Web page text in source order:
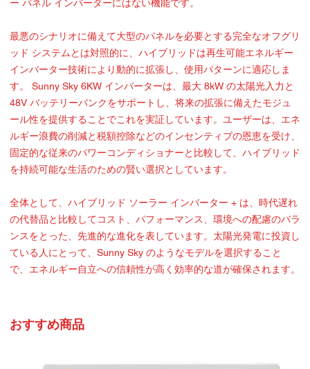
ー パネル インバーターにはない機能です。
最悪のシナリオに備えて大型のパネルを必要とする完全なオフグリ
ッド システムとは対照的に、ハイブリッドは再生可能エネルギー
インバーター技術により動的に拡張し、使用パターンに適応しま
す。 Sunny Sky 6KW インバーターは、最大 8kW の太陽光入力と
48V バッテリーバンクをサポートし、将来の拡張に備えたモジュ
ール性を提供することでこれを実証しています。ユーザーは、エネ
ルギー浪費の削減と税額控除などのインセンティブの恩恵を受け、
固定的な従来のパワーコンディショナーと比較して、ハイブリッド
を持続可能な生活のための賢い選択としています。
全体として、ハイブリッド ソーラー インバーター + は、時代遅れ
の代替品と比較してコスト、パフォーマンス、環境への配慮のバラ
ンスをとった、先進的な進化を表しています。太陽光発電に投資し
ている人にとって、Sunny Sky のようなモデルを選択すること
で、エネルギー自立への信頼性が高く効率的な道が確保されます。
おすすめ商品